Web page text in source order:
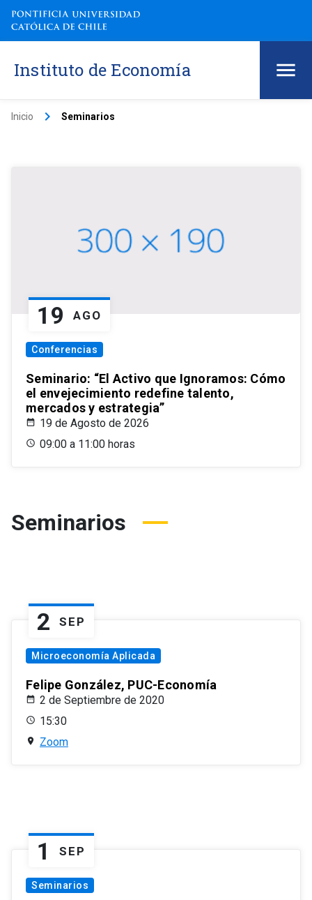
Instituto de Economía
Inicio keyboard_arrow_right Seminarios
19 AGO
Conferencias
Seminario: “El Activo que Ignoramos: Cómo
el envejecimiento redefine talento,
mercados y estrategia”
19 de Agosto de 2026
09:00 a 11:00 horas
Seminarios
2 SEP
Microeconomía Aplicada
Felipe González, PUC-Economía
2 de Septiembre de 2020
15:30
Zoom
1 SEP
Seminarios